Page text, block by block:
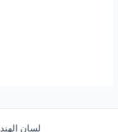
Copyright © 2026 لسان الهند